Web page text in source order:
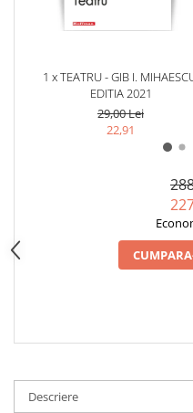
1 x TEATRU - GIB I.
EDITIA 2021
29,00 Lei
22,91
Descriere